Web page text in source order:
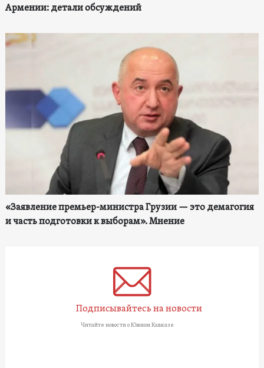
Армении: детали обсуждений
«Заявление премьер-министра Грузии — это демагогия
и часть подготовки к выборам». Мнение
Подписывайтесь на новости
Читайте новости о Южном Кавказе